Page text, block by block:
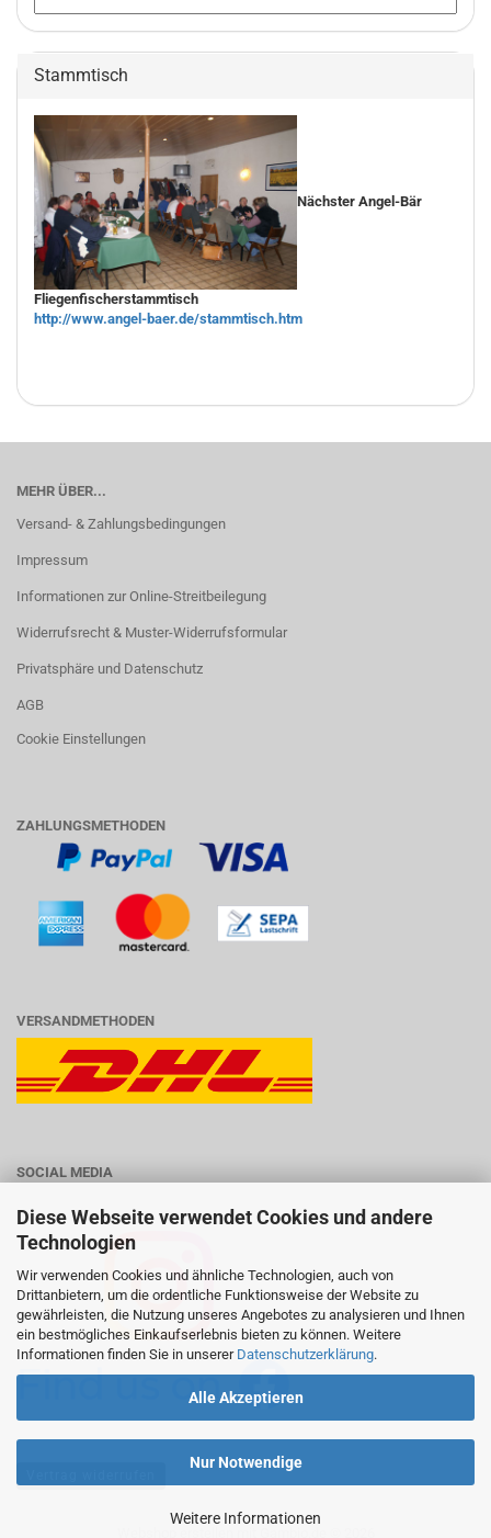
Diese Webseite verwendet Cookies und andere
Technologien
Wir verwenden Cookies und ähnliche Technologien, auch von
Drittanbietern, um die ordentliche Funktionsweise der Website zu
gewährleisten, die Nutzung unseres Angebotes zu analysieren und Ihnen
ein bestmögliches Einkaufserlebnis bieten zu können. Weitere
Informationen finden Sie in unserer Datenschutzerklärung.
Alle Akzeptieren
Nur Notwendige
Weitere Informationen
Stammtisch
Nächster Angel-Bär
Fliegenfischerstammtisch
http://www.angel-baer.de/stammtisch.htm
MEHR ÜBER...
Versand- & Zahlungsbedingungen
Impressum
Informationen zur Online-Streitbeilegung
Widerrufsrecht & Muster-Widerrufsformular
Privatsphäre und Datenschutz
AGB
Cookie Einstellungen
ZAHLUNGSMETHODEN
VERSANDMETHODEN
SOCIAL MEDIA